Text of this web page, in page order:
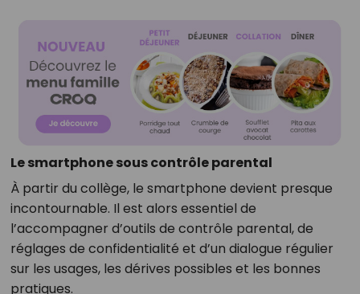
Le smartphone sous contrôle parental
À partir du collège, le smartphone devient presque
incontournable. Il est alors essentiel de
l’accompagner d’outils de contrôle parental, de
réglages de confidentialité et d’un dialogue régulier
sur les usages, les dérives possibles et les bonnes
pratiques.